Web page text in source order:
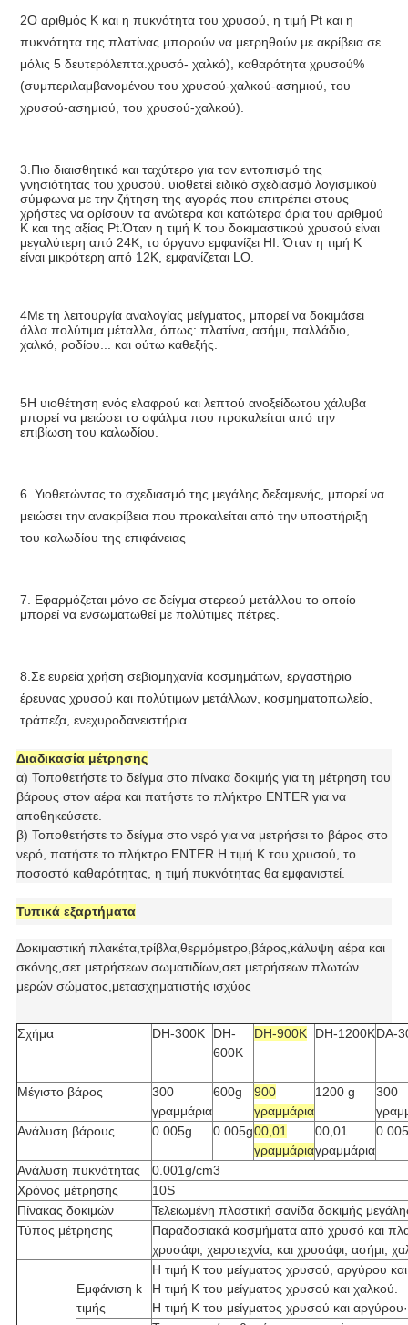
2Ο αριθμός K και η πυκνότητα του χρυσού, η τιμή Pt και η
πυκνότητα της πλατίνας μπορούν να μετρηθούν με ακρίβεια σε
μόλις 5 δευτερόλεπτα.χρυσό- χαλκό), καθαρότητα χρυσού%
(συμπεριλαμβανομένου του χρυσού-χαλκού-ασημιού, του
χρυσού-ασημιού, του χρυσού-χαλκού).
3.Πιο διαισθητικό και ταχύτερο για τον εντοπισμό της
γνησιότητας του χρυσού. υιοθετεί ειδικό σχεδιασμό λογισμικού
σύμφωνα με την ζήτηση της αγοράς που επιτρέπει στους
χρήστες να ορίσουν τα ανώτερα και κατώτερα όρια του αριθμού
K και της αξίας Pt.Όταν η τιμή K του δοκιμαστικού χρυσού είναι
μεγαλύτερη από 24K, το όργανο εμφανίζει HI. Όταν η τιμή K
είναι μικρότερη από 12K, εμφανίζεται LO.
4Με τη λειτουργία αναλογίας μείγματος, μπορεί να δοκιμάσει
άλλα πολύτιμα μέταλλα, όπως: πλατίνα, ασήμι, παλλάδιο,
χαλκό, ροδίου... και ούτω καθεξής.
5Η υιοθέτηση ενός ελαφρού και λεπτού ανοξείδωτου χάλυβα
μπορεί να μειώσει το σφάλμα που προκαλείται από την
επιβίωση του καλωδίου.
6. Υιοθετώντας το σχεδιασμό της μεγάλης δεξαμενής, μπορεί να
μειώσει την ανακρίβεια που προκαλείται από την υποστήριξη
του καλωδίου της επιφάνειας
7. Εφαρμόζεται μόνο σε δείγμα στερεού μετάλλου το οποίο
μπορεί να ενσωματωθεί με πολύτιμες πέτρες.
8.Σε ευρεία χρήση σεβιομηχανία κοσμημάτων, εργαστήριο
έρευνας χρυσού και πολύτιμων μετάλλων, κοσμηματοπωλείο,
τράπεζα, ενεχυροδανειστήρια.
Διαδικασία μέτρησης
α) Τοποθετήστε το δείγμα στο πίνακα δοκιμής για τη μέτρηση του
βάρους στον αέρα και πατήστε το πλήκτρο ENTER για να
αποθηκεύσετε.
β) Τοποθετήστε το δείγμα στο νερό για να μετρήσει το βάρος στο
νερό, πατήστε το πλήκτρο ENTER.Η τιμή K του χρυσού, το
ποσοστό καθαρότητας, η τιμή πυκνότητας θα εμφανιστεί.
Τυπικά εξαρτήματα
Δοκιμαστική πλακέτα,τρίβλα,θερμόμετρο,βάρος,κάλυψη αέρα και
σκόνης,σετ μετρήσεων σωματιδίων,σετ μετρήσεων πλωτών
μερών σώματος,μετασχηματιστής ισχύος
Σχήμα DH-300K
DH-
600K
DH-900K DH-1200KDA-
Μέγιστο βάρος
300
γραμμάρια
600g
900
γραμμάρια
1200 g
300
Ανάλυση βάρους
0.005g 0.005g00,01
γραμμάρια
00,01
γραμμάρια
Ανάλυση πυκνότητας 0.001g/cm3
Χρόνος μέτρησης
10S
Πίνακας δοκιμών
Τελειωμένη πλαστική σανίδα δοκιμής
Τύπος μέτρησης
Παραδοσιακά κοσμήματα από χρυσό και
χρυσάφι, χειροτεχνία, και χρυσάφι, ασήμι,
Εμφάνιση k
τιμής
Η τιμή K του μείγματος χρυσού, αργύρου
Η τιμή K του μείγματος χρυσού και χαλκού.
Η τιμή K του μείγματος χρυσού και αργύρου·